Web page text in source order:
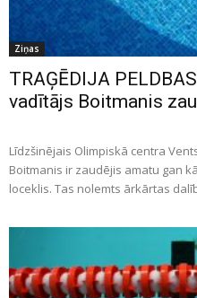
Ziņas
TRAĢĒDIJA
vadītājs Boitmanis
Līdzšinējais Olimpiskā centra
Boitmanis ir zaudējis amatu gan
loceklis. Tas nolemts ārkārtas